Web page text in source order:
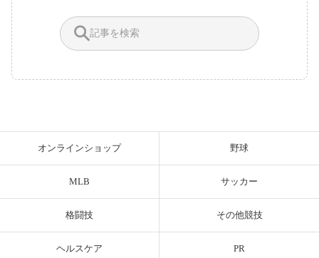
オンラインショップ 野球
MLB サッカー
格闘技 その他競技
ヘルスケア PR